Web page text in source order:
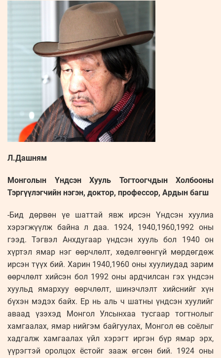
Л.Дашням
Монголын Үндсэн Хууль Тогтоогчдын Холбооны
Тэргүүлэгчийн нэгэн, доктор, профессор, Ардын багш
-Бид дөрвөн үе шаттай явж ирсэн Үндсэн хуулиа
хэрэгжүүлж байна л даа. 1924, 1940,1960,1992 оны
гээд. Тэгвэл Анхдугаар үндсэн хууль бол 1940 он
хүртэл ямар нэг өөрчлөлт, хөдөлгөөнгүй мөрдөгдөж
ирсэн түүх бий. Харин 1940,1960 оны хуулиудад зарим
өөрчлөлт хийсэн бол 1992 оны ардчилсан гэх үндсэн
хуульд ямархуу өөрчлөлт, шинэчлэлт хийснийг хүн
бүхэн мэдэх байх. Ер нь аль ч шатны үндсэн хуулийг
аваад үзэхэд Монгол Улсынхаа тусгаар тогтнолыг
хамгаалах, ямар нийгэм байгуулах, Монгол өв соёлыг
хадгалж хамгаалах үйл хэрэгт иргэн бүр ямар эрх,
үүрэгтэй оролцох ёстойг зааж өгсөн бий. 1924 оны